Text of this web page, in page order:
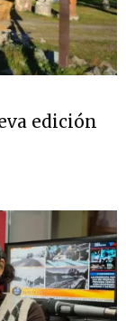
edición